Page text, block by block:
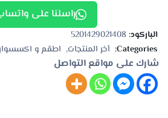
راسلنا على
الباركود: 5201429021408
Categories: آخر المنتجات اطقم و
شارك على مواقع التواصل